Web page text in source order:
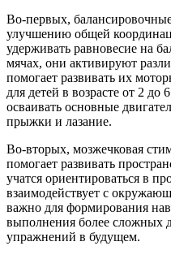
Во-первых,
улучшению общей
удерживать равновесие на
мячах, они активируют
помогает развивать их
для детей в возрасте от 2 до
осваивать основные
прыжки и лазание.
Во-вторых, мозжечковая
помогает развивать
учатся ориентироваться в
взаимодействует с
важно для формирования
выполнения более сложных
упражнений в будущем.